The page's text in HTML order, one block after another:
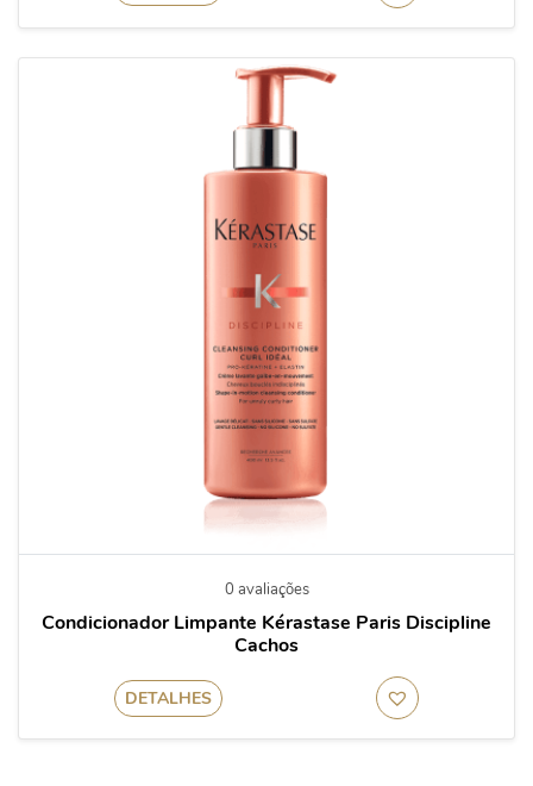
0 avaliações
Condicionador Limpante Kérastase Paris Discipline
Cachos
DETALHES